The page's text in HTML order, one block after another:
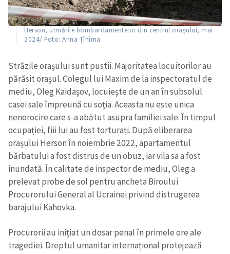
Herson, urmările bombardamentelor din centrul orașului, mai
2024/ Foto: Anna Țîhîma
Străzile orașului sunt pustii. Majoritatea locuitorilor au
părăsit orașul. Colegul lui Maxim de la inspectoratul de
mediu, Oleg Kaidașov, locuiește de un an în subsolul
casei sale împreună cu soția. Aceasta nu este unica
nenorocire care s-a abătut asupra familiei sale. În timpul
ocupației, fiii lui au fost torturați. După eliberarea
orașului Herson în noiembrie 2022, apartamentul
bărbatului a fost distrus de un obuz, iar vila sa a fost
inundată. În calitate de inspector de mediu, Oleg a
prelevat probe de sol pentru ancheta Biroului
Procurorului General al Ucrainei privind distrugerea
barajului Kahovka.
Procurorii au inițiat un dosar penal în primele ore ale
tragediei. Dreptul umanitar internațional protejează